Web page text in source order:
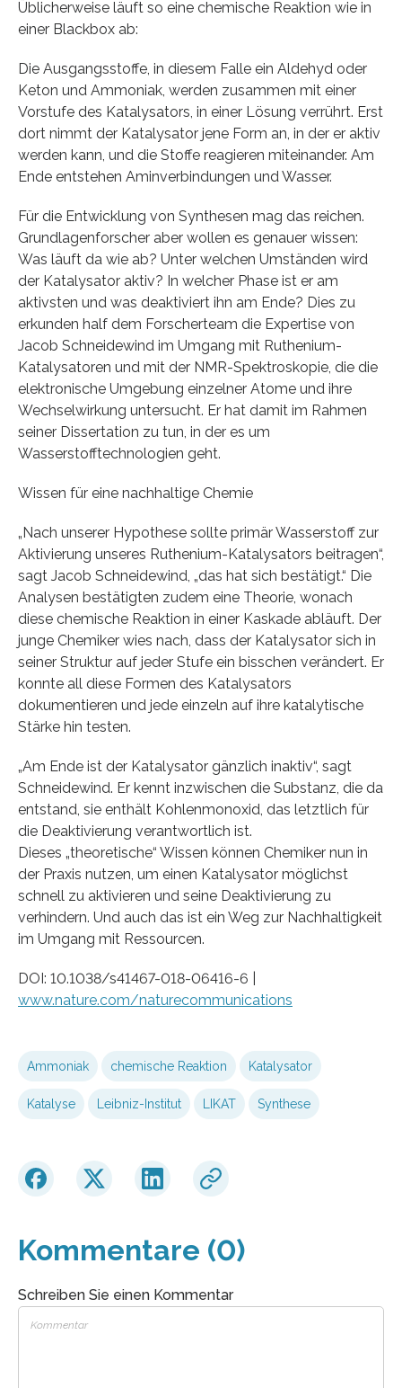
Üblicherweise läuft so eine chemische Reaktion wie in
einer Blackbox ab:
Die Ausgangsstoffe, in diesem Falle ein Aldehyd oder
Keton und Ammoniak, werden zusammen mit einer
Vorstufe des Katalysators, in einer Lösung verrührt. Erst
dort nimmt der Katalysator jene Form an, in der er aktiv
werden kann, und die Stoffe reagieren miteinander. Am
Ende entstehen Aminverbindungen und Wasser.
Für die Entwicklung von Synthesen mag das reichen.
Grundlagenforscher aber wollen es genauer wissen:
Was läuft da wie ab? Unter welchen Umständen wird
der Katalysator aktiv? In welcher Phase ist er am
aktivsten und was deaktiviert ihn am Ende? Dies zu
erkunden half dem Forscherteam die Expertise von
Jacob Schneidewind im Umgang mit Ruthenium-
Katalysatoren und mit der NMR-Spektroskopie, die die
elektronische Umgebung einzelner Atome und ihre
Wechselwirkung untersucht. Er hat damit im Rahmen
seiner Dissertation zu tun, in der es um
Wasserstofftechnologien geht.
Wissen für eine nachhaltige Chemie
„Nach unserer Hypothese sollte primär Wasserstoff zur
Aktivierung unseres Ruthenium-Katalysators beitragen“,
sagt Jacob Schneidewind, „das hat sich bestätigt.“ Die
Analysen bestätigten zudem eine Theorie, wonach
diese chemische Reaktion in einer Kaskade abläuft. Der
junge Chemiker wies nach, dass der Katalysator sich in
seiner Struktur auf jeder Stufe ein bisschen verändert. Er
konnte all diese Formen des Katalysators
dokumentieren und jede einzeln auf ihre katalytische
Stärke hin testen.
„Am Ende ist der Katalysator gänzlich inaktiv“, sagt
Schneidewind. Er kennt inzwischen die Substanz, die da
entstand, sie enthält Kohlenmonoxid, das letztlich für
die Deaktivierung verantwortlich ist.
Dieses „theoretische“ Wissen können Chemiker nun in
der Praxis nutzen, um einen Katalysator möglichst
schnell zu aktivieren und seine Deaktivierung zu
verhindern. Und auch das ist ein Weg zur Nachhaltigkeit
im Umgang mit Ressourcen.
DOI: 10.1038/s41467-018-06416-6 |
www.nature.com/naturecommunications
Ammoniak chemische Reaktion Katalysator
Katalyse Leibniz-Institut LIKAT Synthese
Kommentare (0)
Schreiben Sie einen Kommentar